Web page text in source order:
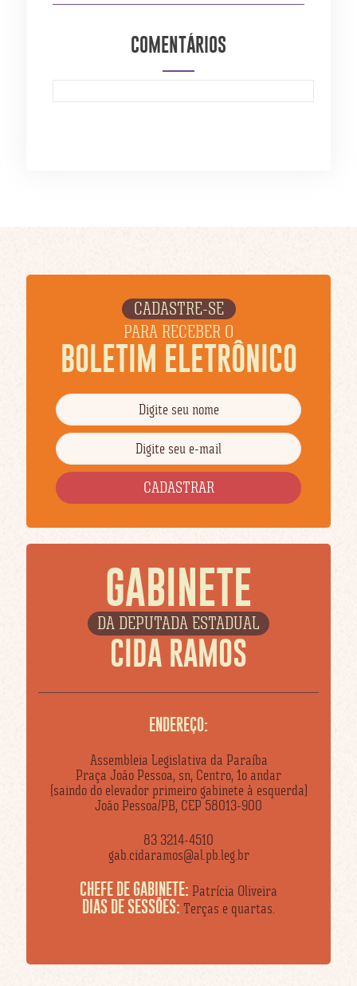
COMENTÁRIOS
CADASTRE-SE
PARA RECEBER O
BOLETIM ELETRÔNICO
GABINETE
DA DEPUTADA ESTADUAL
CIDA RAMOS
ENDEREÇO:
Assembleia Legislativa da Paraíba
Praça João Pessoa, sn, Centro, 1o andar
(saindo do elevador primeiro gabinete à esquerda)
João Pessoa/PB, CEP 58013-900
83 3214-4510
gab.cidaramos@al.pb.leg.br
CHEFE DE GABINETE: Patrícia Oliveira
DIAS DE SESSÕES: Terças e quartas.